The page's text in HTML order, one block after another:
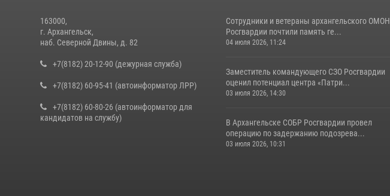
163000,
г. Архангельск,
наб. Северной Двины, д. 82
+7(8182) 20-12-90 (дежурная служба)
+7(8182) 60-95-41 (автоинформатор ЛРР)
+7(8182) 60-80-26 (автоинформатор для
кандидатов на службу)
Сотрудники и ветераны архангельского ОМОН
Росгвардии почтили память ге...
04 июля 2026, 11:24
Заместитель командующего СЗО Росгвардии
оценил потенциал центра «Патри...
03 июля 2026, 14:30
В Архангельске СОБР Росгвардии провел
операцию по задержанию подозрева...
03 июля 2026, 10:31